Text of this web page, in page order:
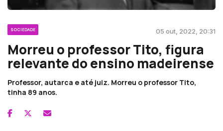
SOCIEDADE 05 out, 2022, 20:31
Morreu o professor Tito, figura
relevante do ensino madeirense
Professor, autarca e até juiz. Morreu o professor Tito,
tinha 89 anos.